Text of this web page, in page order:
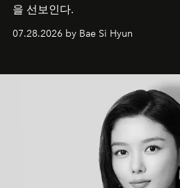
을 선보인다.
07.28.2026 by Bae Si Hyun